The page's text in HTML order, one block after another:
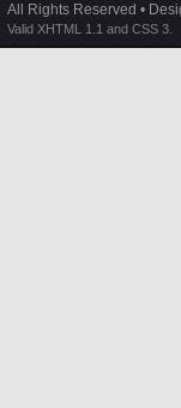
All Rights Reserved •
Valid XHTML 1.1 and CSS 3.